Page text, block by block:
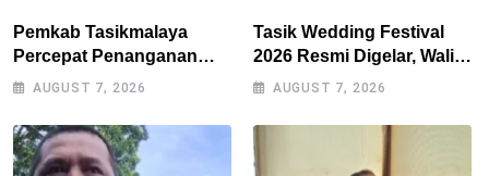
Pemkab Tasikmalaya
Percepat Penanganan
Kekeringan, Sumur Bor
Prioritas
AUGUST 7, 2026
Tasik Wedding Festival
2026 Resmi Digelar, Wali
Kota Optimistis
Lampaui Rp15 Miliar
AUGUST 7, 2026